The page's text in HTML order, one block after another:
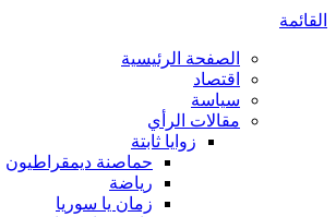
القائمة
الصفحة الرئيسية
اقتصاد
سياسة
مقالات الرأي
زوايا ثابتة
حماصنة ديمقراطيون
رياضة
زمان يا سوريا